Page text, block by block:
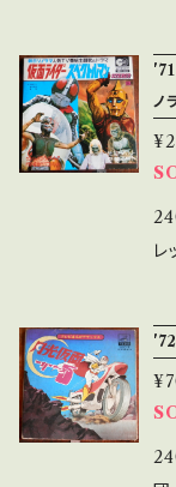
4 お知らせ等は、About 画面にてご確認くださ
is
/
お
ン」主
考視聴: -
B
麗
is
/
ノ
レ
【
ブック
______
'72